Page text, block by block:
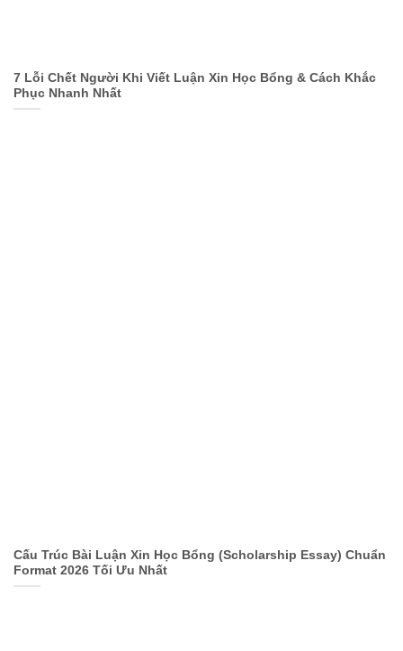
7 Lỗi Chết Người Khi Viết Luận Xin Học Bổng & Cách Khắc
Phục Nhanh Nhất
Cấu Trúc Bài Luận Xin Học Bổng (Scholarship Essay) Chuẩn
Format 2026 Tối Ưu Nhất